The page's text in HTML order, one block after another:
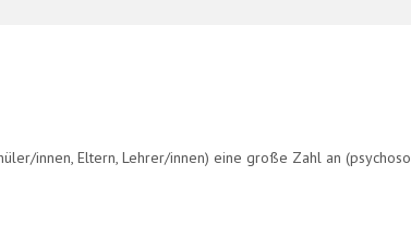
innen, Eltern, Lehrer/innen) eine große Zahl an